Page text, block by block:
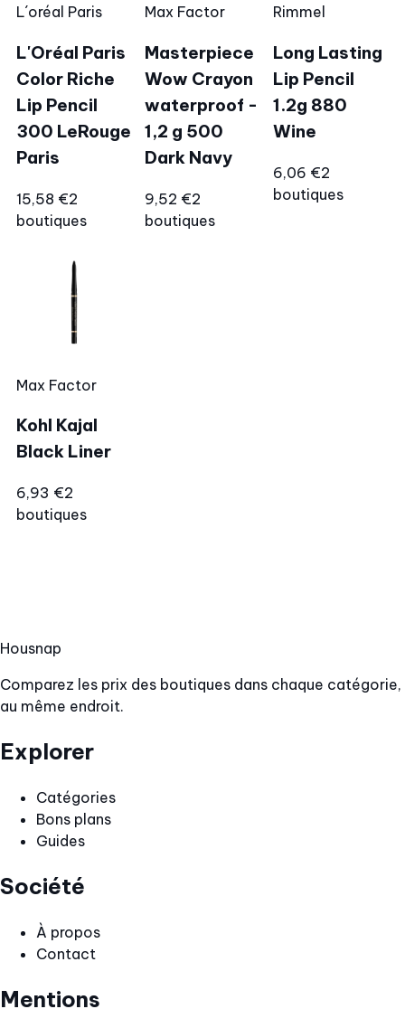
L´oréal Paris
L'Oréal Paris
Color Riche
Lip Pencil
300 LeRouge
Paris
15,58 €2
boutiques
Max Factor
Masterpiece
Wow Crayon
waterproof -
1,2 g 500
Dark Navy
9,52 €2
boutiques
Rimmel
Long Lasting
Lip Pencil
1.2g 880
Wine
6,06 €2
boutiques
Max Factor
Kohl Kajal
Black Liner
6,93 €2
boutiques
Housnap
Comparez les prix des boutiques dans chaque catégorie,
au même endroit.
Explorer
Catégories
Bons plans
Guides
Société
À propos
Contact
Mentions